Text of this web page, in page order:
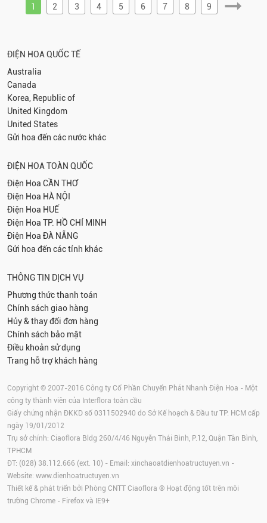
1 2 3 4 5 6 7 8 9
ĐIỆN HOA QUỐC TẾ
Australia
Canada
Korea, Republic of
United Kingdom
United States
Gửi hoa đến các nước khác
ĐIỆN HOA TOÀN QUỐC
Điện Hoa CẦN THƠ
Điện Hoa HÀ NỘI
Điện Hoa HUẾ
Điện Hoa TP. HỒ CHÍ MINH
Điện Hoa ĐÀ NẴNG
Gửi hoa đến các tỉnh khác
THÔNG TIN DỊCH VỤ
Phương thức thanh toán
Chính sách giao hàng
Hủy & thay đổi đơn hàng
Chính sách bảo mật
Điều khoản sử dụng
Trang hỗ trợ khách hàng
Copyright © 2007-2016 Công ty Cổ Phần Chuyển Phát Nhanh Điện Hoa - Một
công ty thành viên của Interflora toàn cầu
Giấy chứng nhận ĐKKD số 0311502940 do Sở Kế hoạch & Đầu tư TP. HCM cấp
ngày 19/01/2012
Trụ sở chính: Ciaoflora Bldg 260/4/46 Nguyễn Thái Bình, P.12, Quận Tân Bình,
TPHCM
ĐT: (028) 38.112.666 (ext. 10) - Email: xinchaoatdienhoatructuyen.vn -
Website: www.dienhoatructuyen.vn
Thiết kế & phát triển bởi Phòng CNTT Ciaoflora ® Hoạt động tốt trên môi
trường Chrome - Firefox và IE9+